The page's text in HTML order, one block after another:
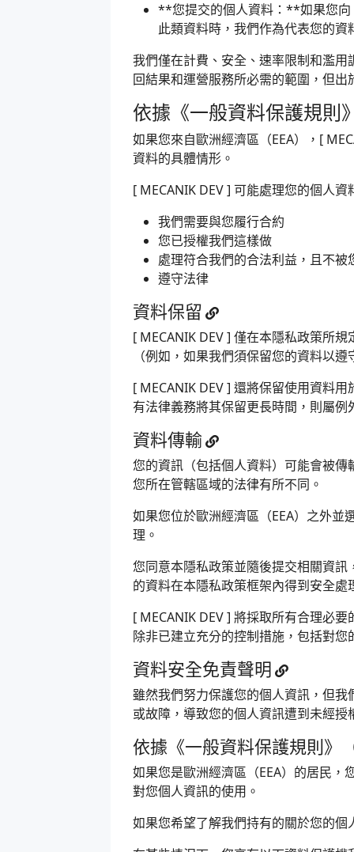
**您提交的個人資料：**如果您向
此類資料時，我們作為代表您的資
我們僅在計費、安全、速率限制和濫
回結果和運營服務所必需的範圍，但
依據《一般資料保護規則
如果您來自歐洲經濟區（EEA），[
資料的具體情形。
[ MECANIK DEV ] 可能處理您的個人資
我們需要與您履行合約
您已授權我們這樣做
處理符合我們的合法利益，且不被
遵守法律
資料保留
[ MECANIK DEV ] 僅在本隱私政策所
（例如，如果我們須保留您的資料以
[ MECANIK DEV ] 還將保留使用資料
有法律義務將其保留更長時間，則屬例
資料傳輸
您的資訊（包括個人資料）可能會被
您所在管轄區域的法律有所不同。
如果您位於歐洲經濟區（EEA）之外並
理。
您同意本隱私政策並隨後提交相關資
的資料在本隱私政策框架內得到安全
[ MECANIK DEV ] 將採取所有合理必
除非已建立充分的控制措施，包括對
資料安全免責聲明
雖然我們努力保護您的個人資訊，但
或故障，導致您的個人資訊遭到未經
依據《一般資料保護規則》
如果您是歐洲經濟區（EEA）的居民，
對您個人資訊的使用。
如果您希望了解我們持有的關於您的